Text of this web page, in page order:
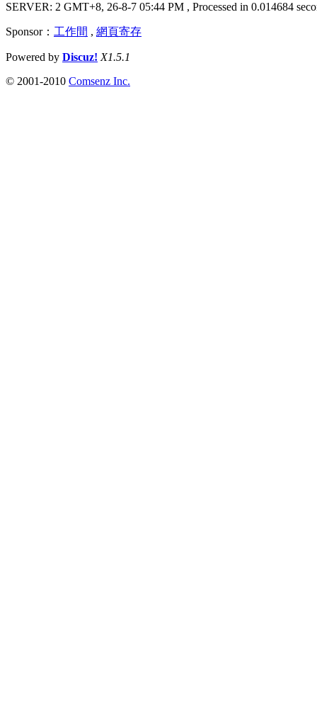
SERVER: 2 GMT+8, 26-8-7 05:44 PM , Processed in 0.014684
Sponsor： 工作間 , 網頁寄存
Powered by Discuz! X1.5.1
© 2001-2010 Comsenz Inc.